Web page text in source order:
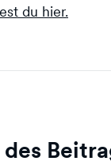
du hier.